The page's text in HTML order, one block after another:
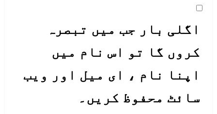
اگلی بار جب میں تبصرہ
کروں گا تو اس نام میں
اپنا نام ، ای میل اور ویب
سائٹ محفوظ کریں۔